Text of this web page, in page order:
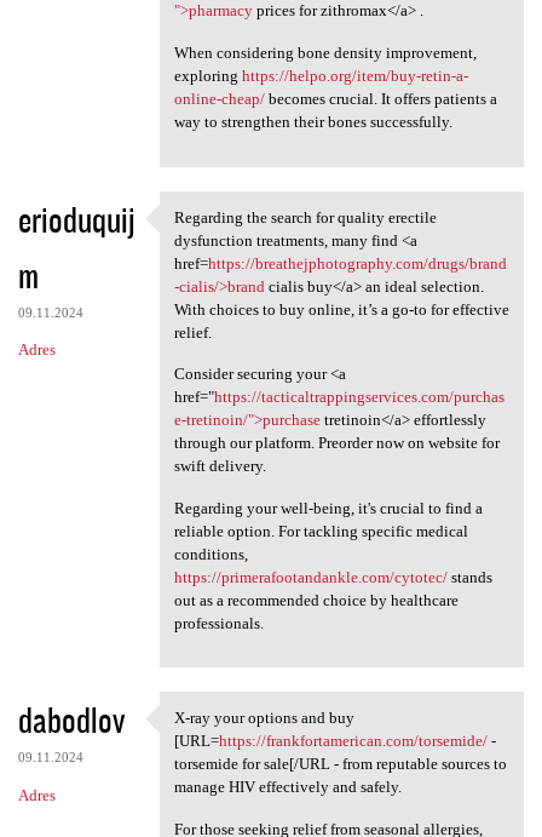
">pharmacyprices for zithromax</a> .
When considering bone density improvement,
exploring https://helpo.org/item/buy-retin-a-
online-cheap/becomes crucial. It offers patients a
way to strengthen their bones successfully.
erioduquij
m
09.11.2024
Adres
Regarding the search for
Regarding the search for quality erectile
dysfunction treatments, many find <a
href=https://breathejphotography.com/drugs/brand
-cialis/>brand cialis buy</a> an ideal selection.
With choices to buy online, it’s a go-to for effective
relief.
Consider securing your <a
href="https://tacticaltrappingservices.com/purchas
e-tretinoin/">purchasetretinoin</a> effortlessly
through our platform. Preorder now on website for
swift delivery.
Regarding your well-being, it's crucial to find a
reliable option. For tackling specific medical
conditions,
https://primerafootandankle.com/cytotec/stands
out as a recommended choice by healthcare
professionals.
dabodlov
09.11.2024
Adres
X-ray your options and buy
X-ray your options and buy
[URL=https://frankfortamerican.com/torsemide/-
torsemide for sale[/URL - from reputable sources to
manage HIV effectively and safely.
For those seeking relief from seasonal allergies,